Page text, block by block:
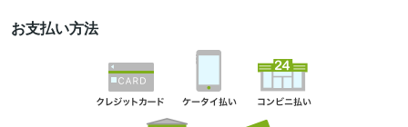
お支払い方法